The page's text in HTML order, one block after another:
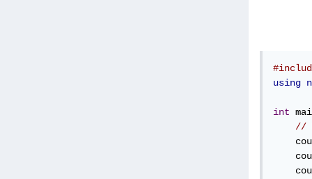
using
int
//